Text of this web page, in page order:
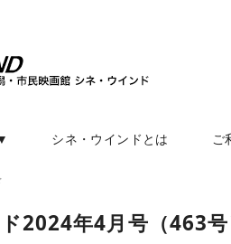
シネ・ウインドとは ご
2024年4月号（463